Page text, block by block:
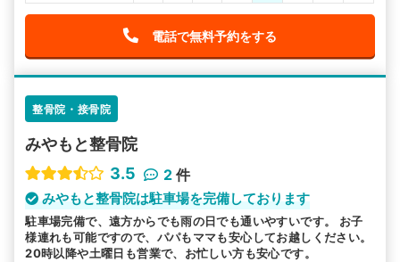
電話で無料予約をする
整骨院・接骨院
みやもと整骨院
3.5
2 件
みやもと整骨院は駐車場を完備しております
駐車場完備で、遠方からでも雨の日でも通いやすいです。 お子
様連れも可能ですので、パパもママも安心してお越しください。
20時以降や土曜日も営業で、お忙しい方も安心です。